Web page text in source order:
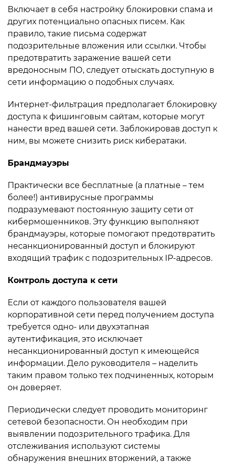
Включает в себя настройку блокировки спама и
других потенциально опасных писем. Как
правило, такие письма содержат
подозрительные вложения или ссылки. Чтобы
предотвратить заражение вашей сети
вредоносным ПО, следует отыскать доступную в
сети информацию о подобных случаях.
Интернет-фильтрация предполагает блокировку
доступа к фишинговым сайтам, которые могут
нанести вред вашей сети. Заблокировав доступ к
ним, вы можете снизить риск кибератаки.
Брандмауэры
Практически все бесплатные (а платные – тем
более!) антивирусные программы
подразумевают постоянную защиту сети от
кибермошенников. Эту функцию выполняют
брандмауэры, которые помогают предотвратить
несанкционированный доступ и блокируют
входящий трафик с подозрительных IP-адресов.
Контроль доступа к сети
Если от каждого пользователя вашей
корпоративной сети перед получением доступа
требуется одно- или двухэтапная
аутентификация, это исключает
несанкционированный доступ к имеющейся
информации. Дело руководителя – наделить
таким правом только тех подчиненных, которым
он доверяет.
Периодически следует проводить мониторинг
сетевой безопасности. Он необходим при
выявлении подозрительного трафика. Для
отслеживания используют системы
обнаружения внешних вторжений, а также